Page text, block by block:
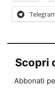
Scopri
Abbonati